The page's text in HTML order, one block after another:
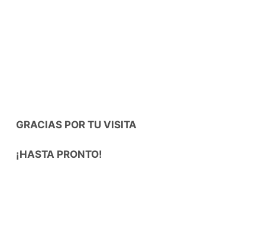
GRACIAS POR TU VISITA
¡HASTA PRONTO!